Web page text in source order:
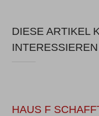
DIESE ARTIKEL
INTERESSIEREN
HAUS F